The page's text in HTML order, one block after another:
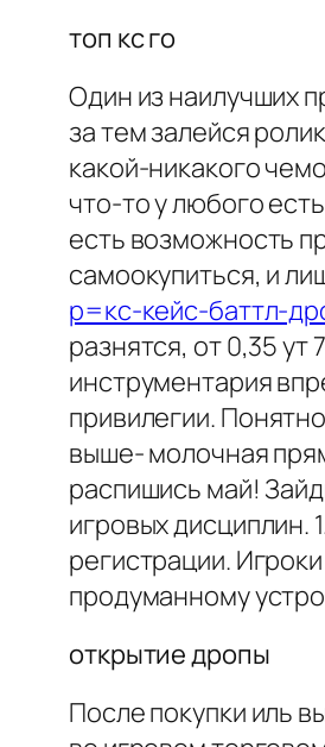
топ кс го
Один из наилучших
за тем залейся
какой-никакого
что-то у любого
есть возможность
самоокупиться, и
p=кс-кейс-баттл-
разнятся, от 0,35
инструментария
привилегии.
выше- молочная
распишись май!
игровых дисциплин.
регистрации.
продуманному
открытие дропы
После покупки иль